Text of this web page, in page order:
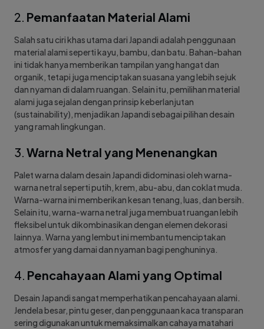
2. Pemanfaatan Material Alami
Salah satu ciri khas utama dari Japandi adalah penggunaan
material alami seperti kayu, bambu, dan batu. Bahan-bahan
ini tidak hanya memberikan tampilan yang hangat dan
organik, tetapi juga menciptakan suasana yang lebih sejuk
dan nyaman di dalam ruangan. Selain itu, pemilihan material
alami juga sejalan dengan prinsip keberlanjutan
(sustainability), menjadikan Japandi sebagai pilihan desain
yang ramah lingkungan.
3. Warna Netral yang Menenangkan
Palet warna dalam desain Japandi didominasi oleh warna-
warna netral seperti putih, krem, abu-abu, dan coklat muda.
Warna-warna ini memberikan kesan tenang, luas, dan bersih.
Selain itu, warna-warna netral juga membuat ruangan lebih
fleksibel untuk dikombinasikan dengan elemen dekorasi
lainnya. Warna yang lembut ini membantu menciptakan
atmosfer yang damai dan nyaman bagi penghuninya.
4. Pencahayaan Alami yang Optimal
Desain Japandi sangat memperhatikan pencahayaan alami.
Jendela besar, pintu geser, dan penggunaan kaca transparan
sering digunakan untuk memaksimalkan cahaya matahari